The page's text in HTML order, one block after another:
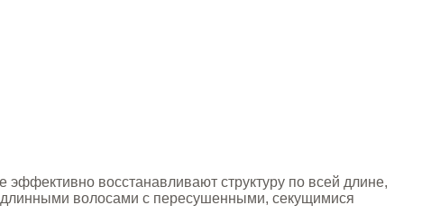
восстанавливают структуру по всей длине,
волосами с пересушенными, секущимися